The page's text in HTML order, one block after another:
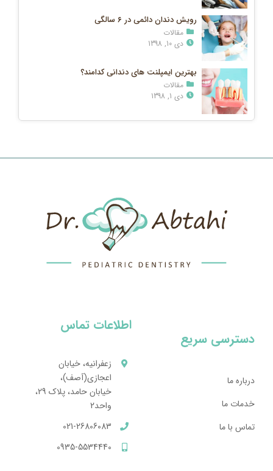
رویش دندان دائمی در ۶ سالگی
مقالات
دی 10, 1398
بهترین ایمپلنت های دندانی کدامند؟
مقالات
دی 1, 1398
دسترسی سریع
درباره ما
خدمات ما
تماس با ما
اطلاعات تماس
زعفرانيه، خيابان
اعجازی(آصف)،
خيابان حامد، پلاک 29،
واحد2
021-26806083
0935-5534440